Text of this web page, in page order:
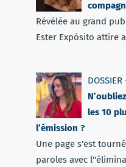
Révélée au grand
Ester Expósito attire
les 10
l’émission ?
Une page s'est
paroles avec